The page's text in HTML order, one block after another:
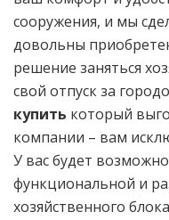
сооружения, и мы
довольны
решение заняться
свой отпуск за
купить который
компании – вам
У вас будет
функциональной и
хозяйственного